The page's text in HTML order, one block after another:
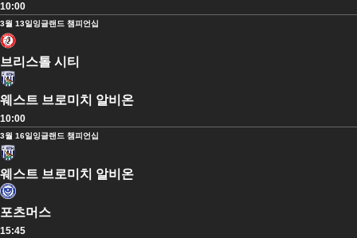
10:00
3월 13일잉글랜드 챔피언십
브리스톨 시티
웨스트 브로미치 알비온
10:00
3월 16일잉글랜드 챔피언십
웨스트 브로미치 알비온
포츠머스
15:45